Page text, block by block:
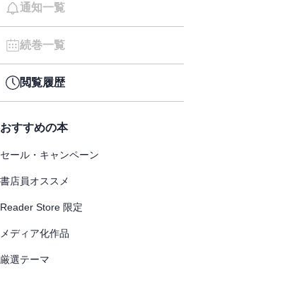
通知一覧
続巻一覧
閲覧履歴
おすすめの本
セール・キャンペーン
書店員オススメ
Reader Store 限定
メディア化作品
厳選テーマ